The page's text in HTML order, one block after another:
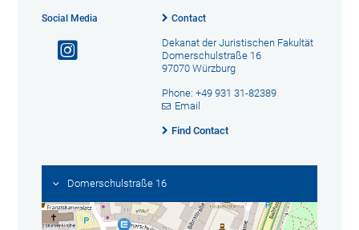
Social Media Contact
Dekanat der Juristischen Fakultät
Domerschulstraße 16
97070 Würzburg
Phone: +49 931 31-82389
Email
Find Contact
Domerschulstraße 16